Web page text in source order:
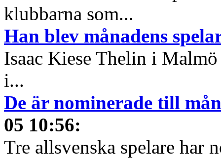
klubbarna som...
Han blev månadens
Isaac Kiese Thelin i
i...
De är nominerade till
05 10:56:
Tre allsvenska spelare har